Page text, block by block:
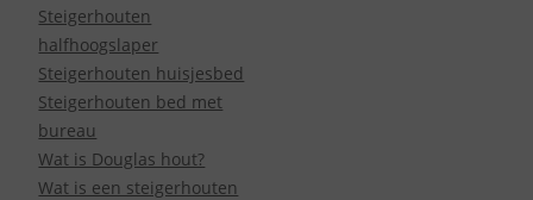
Steigerhouten
halfhoogslaper
Steigerhouten huisjesbed
Steigerhouten bed met
bureau
Wat is Douglas hout?
Wat is een steigerhouten